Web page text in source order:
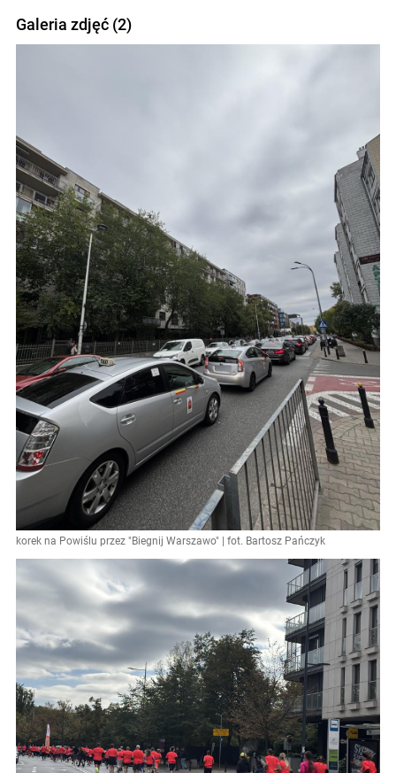
Galeria zdjęć (2)
korek na Powiślu przez "Biegnij Warszawo" | fot. Bartosz Pańczyk